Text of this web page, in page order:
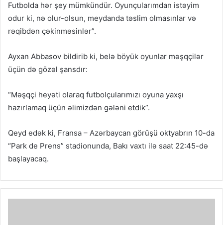
Futbolda hər şey mümkündür. Oyunçularımdan istəyim
odur ki, nə olur-olsun, meydanda təslim olmasınlar və
rəqibdən çəkinməsinlər”.
Ayxan Abbasov bildirib ki, belə böyük oyunlar məşqçilər
üçün də gözəl şansdır:
“Məşqçi heyəti olaraq futbolçularımızı oyuna yaxşı
hazırlamaq üçün əlimizdən gələni etdik”.
Qeyd edək ki, Fransa – Azərbaycan görüşü oktyabrın 10-da
“Park de Prens” stadionunda, Bakı vaxtı ilə saat 22:45-də
başlayacaq.